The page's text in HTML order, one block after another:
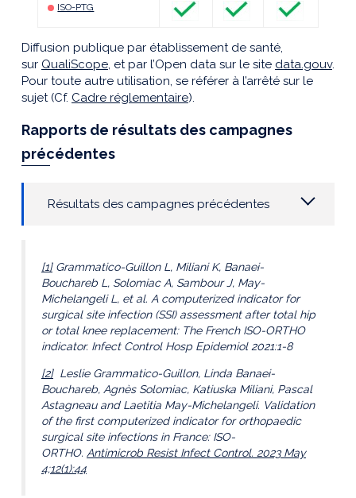
ISO-PTG
Diffusion publique par établissement de santé,
sur QualiScope, et par l’Open data sur le site data.gouv.
Pour toute autre utilisation, se référer à l’arrêté sur le
sujet (Cf. Cadre réglementaire).
Rapports de résultats des campagnes
précédentes
Résultats des campagnes précédentes
[1] Grammatico-Guillon L, Miliani K, Banaei-
Bouchareb L, Solomiac A, Sambour J, May-
Michelangeli L, et al. A computerized indicator for
surgical site infection (SSI) assessment after total hip
or total knee replacement: The French ISO-ORTHO
indicator. Infect Control Hosp Epidemiol 2021:1-8
[2] Leslie Grammatico-Guillon, Linda Banaei-
Bouchareb, Agnès Solomiac, Katiuska Miliani, Pascal
Astagneau and Laetitia May-Michelangeli. Validation
of the first computerized indicator for orthopaedic
surgical site infections in France: ISO-
ORTHO. Antimicrob Resist Infect Control. 2023 May
4;12(1):44